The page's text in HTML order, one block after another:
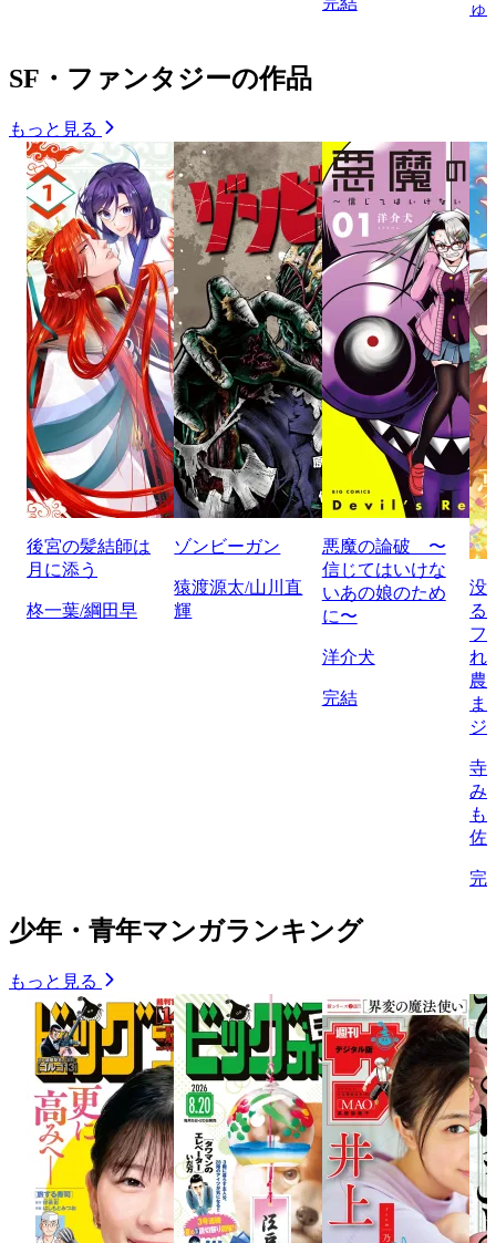
ゅ
SF・ファンタジーの作品
もっと見る
後宮の髪結師は
月に添う
柊一葉/綱田早
ゾンビーガン
猿渡源太/山川直
輝
悪魔の論破 〜
信じてはいけな
いあの娘のため
に〜
洋介犬
完結
没
る
フ
れ
農
ま
ジ
寺
み
も
佐
完
少年・青年マンガランキング
もっと見る